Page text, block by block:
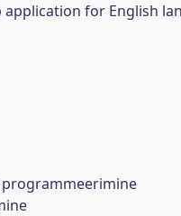
for English